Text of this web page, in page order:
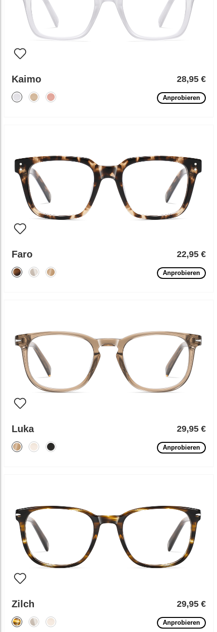
Kaimo 28,95 €
Anprobieren
Faro 22,95 €
Anprobieren
Luka 29,95 €
Anprobieren
Zilch 29,95 €
Anprobieren